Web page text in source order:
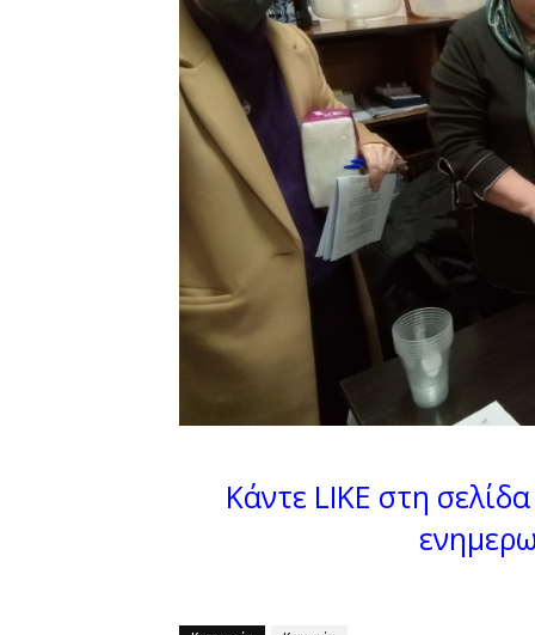
Κάντε LIKE στη